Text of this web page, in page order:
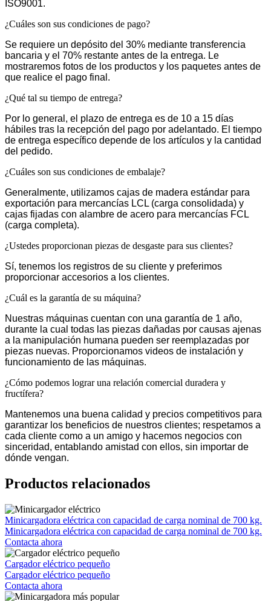
ISO9001.
¿Cuáles son sus condiciones de pago?
Se requiere un depósito del 30% mediante transferencia
bancaria y el 70% restante antes de la entrega. Le
mostraremos fotos de los productos y los paquetes antes de
que realice el pago final.
¿Qué tal su tiempo de entrega?
Por lo general, el plazo de entrega es de 10 a 15 días
hábiles tras la recepción del pago por adelantado. El tiempo
de entrega específico depende de los artículos y la cantidad
del pedido.
¿Cuáles son sus condiciones de embalaje?
Generalmente, utilizamos cajas de madera estándar para
exportación para mercancías LCL (carga consolidada) y
cajas fijadas con alambre de acero para mercancías FCL
(carga completa).
¿Ustedes proporcionan piezas de desgaste para sus clientes?
Sí, tenemos los registros de su cliente y preferimos
proporcionar accesorios a los clientes.
¿Cuál es la garantía de su máquina?
Nuestras máquinas cuentan con una garantía de 1 año,
durante la cual todas las piezas dañadas por causas ajenas
a la manipulación humana pueden ser reemplazadas por
piezas nuevas. Proporcionamos videos de instalación y
funcionamiento de las máquinas.
¿Cómo podemos lograr una relación comercial duradera y
fructífera?
Mantenemos una buena calidad y precios competitivos para
garantizar los beneficios de nuestros clientes; respetamos a
cada cliente como a un amigo y hacemos negocios con
sinceridad, entablando amistad con ellos, sin importar de
dónde vengan.
Productos relacionados
Minicargadora eléctrica con capacidad de carga nominal de 700 kg.
Minicargadora eléctrica con capacidad de carga nominal de 700 kg.
Contacta ahora
Cargador eléctrico pequeño
Cargador eléctrico pequeño
Contacta ahora